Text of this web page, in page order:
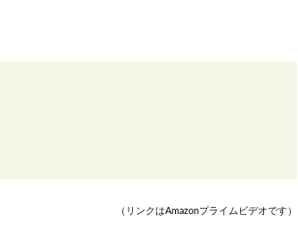
（リンクはAmazonプライムビデオです）